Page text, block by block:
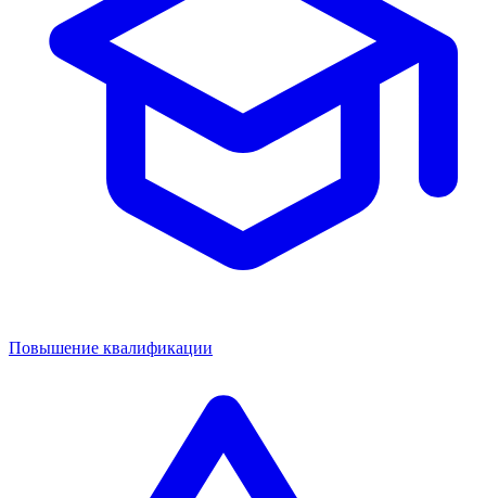
Повышение квалификации